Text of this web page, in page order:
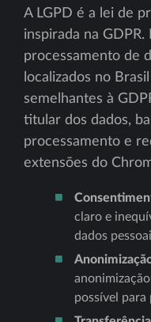
A LGPD é a lei de
inspirada na GDPR.
processamento de
localizados no
semelhantes à
titular dos dados,
processamento e
extensões do
claro e
dados
possível para